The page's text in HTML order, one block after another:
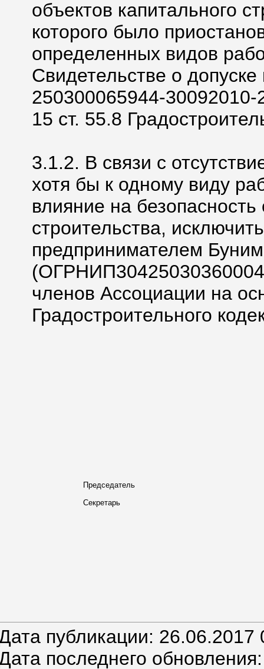
объектов капитального
которого было
определенных видов
Свидетельстве о
250300065944-
15 ст. 55.8
3.1.2. В связи с
хотя бы к одному виду
влияние на безопасность
строительства,
предпринимателем
членов Ассоциации на
Градостроительного
Председатель
Секретарь
публикации: 26.06.2017
последнего